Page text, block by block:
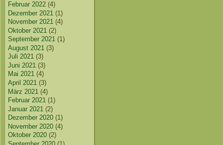
Februar 2022 (4)
Dezember 2021 (1)
November 2021 (4)
Oktober 2021 (2)
September 2021 (1)
August 2021 (3)
Juli 2021 (3)
Juni 2021 (3)
Mai 2021 (4)
April 2021 (3)
März 2021 (4)
Februar 2021 (1)
Januar 2021 (2)
Dezember 2020 (1)
November 2020 (4)
Oktober 2020 (2)